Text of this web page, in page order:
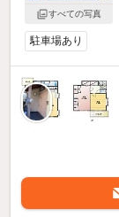
すべての写真
駐車場あり